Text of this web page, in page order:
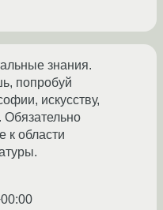
знания.
попробуй
искусству,
Обязательно
к области